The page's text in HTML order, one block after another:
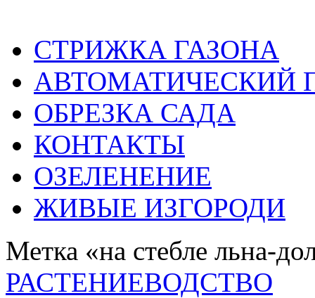
СТРИЖКА ГАЗОНА
АВТОМАТИЧЕСКИЙ
ОБРЕЗКА САДА
КОНТАКТЫ
ОЗЕЛЕНЕНИЕ
ЖИВЫЕ ИЗГОРОДИ
Метка «на стебле льна-
РАСТЕНИЕВОДСТВО